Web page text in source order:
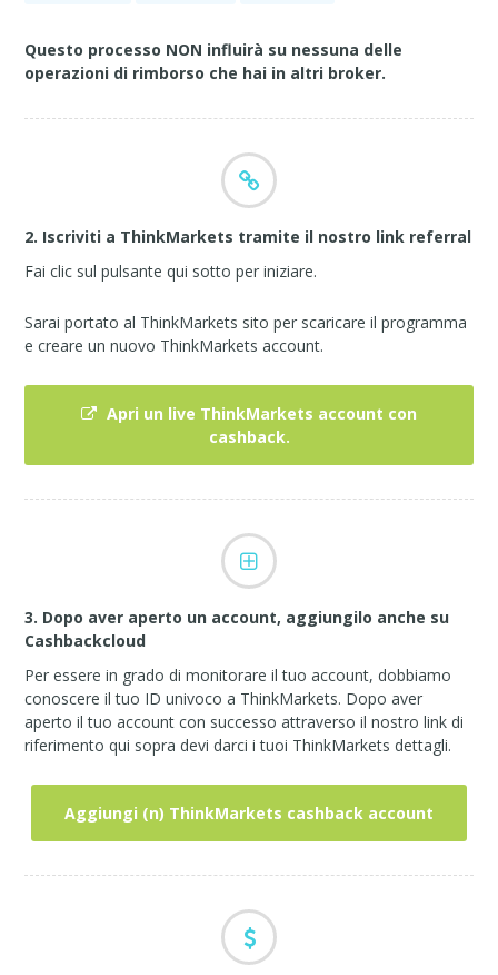
Questo processo NON influirà su nessuna delle
operazioni di rimborso che hai in altri broker.
2. Iscriviti a ThinkMarkets tramite il nostro link referral
Fai clic sul pulsante qui sotto per iniziare.
Sarai portato al ThinkMarkets sito per scaricare il programma
e creare un nuovo ThinkMarkets account.
Apri un live ThinkMarkets account con
cashback.
3. Dopo aver aperto un account, aggiungilo anche su
Cashbackcloud
Per essere in grado di monitorare il tuo account, dobbiamo
conoscere il tuo ID univoco a ThinkMarkets. Dopo aver
aperto il tuo account con successo attraverso il nostro link di
riferimento qui sopra devi darci i tuoi ThinkMarkets dettagli.
Aggiungi (n) ThinkMarkets cashback account